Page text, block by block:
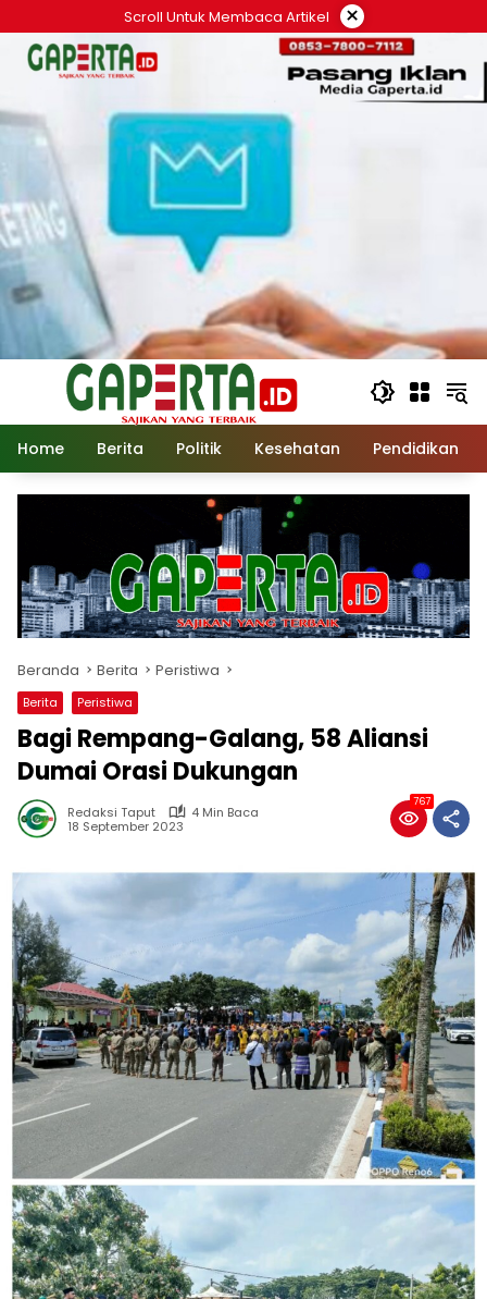
ke
konten
Scroll Untuk Membaca Artikel ×
Home Berita Politik Kesehatan Pendidikan
Beranda Berita Peristiwa
Berita Peristiwa
Bagi Rempang-Galang, 58 Aliansi
Dumai Orasi Dukungan
Redaksi Taput
4 Min Baca
18 September 2023
767